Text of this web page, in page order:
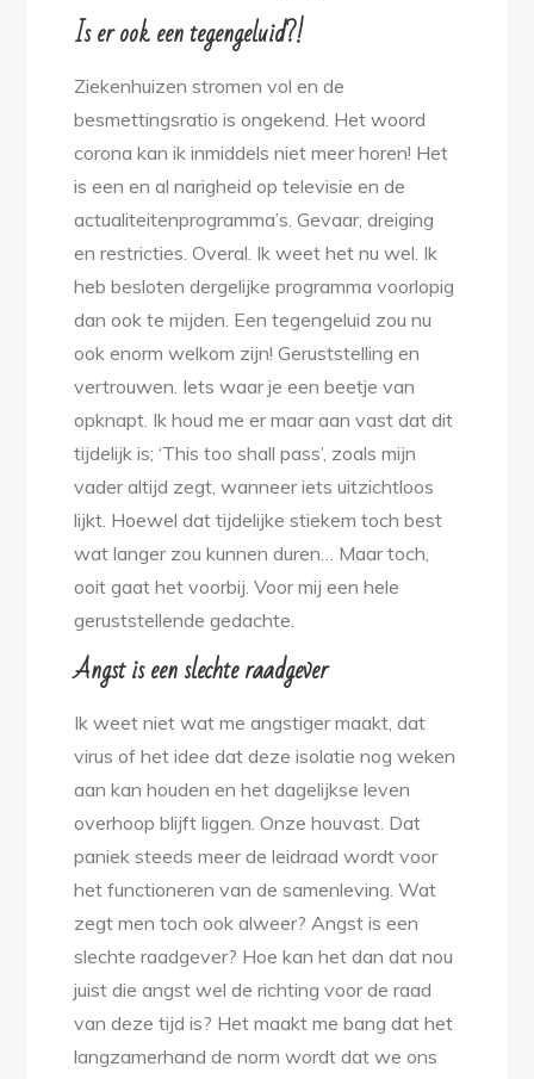
Is er ook een tegengeluid?!
Ziekenhuizen stromen vol en de
besmettingsratio is ongekend. Het woord
corona kan ik inmiddels niet meer horen! Het
is een en al narigheid op televisie en de
actualiteitenprogramma’s. Gevaar, dreiging
en restricties. Overal. Ik weet het nu wel. Ik
heb besloten dergelijke programma voorlopig
dan ook te mijden. Een tegengeluid zou nu
ook enorm welkom zijn! Geruststelling en
vertrouwen. Iets waar je een beetje van
opknapt. Ik houd me er maar aan vast dat dit
tijdelijk is; ‘This too shall pass’, zoals mijn
vader altijd zegt, wanneer iets uitzichtloos
lijkt. Hoewel dat tijdelijke stiekem toch best
wat langer zou kunnen duren… Maar toch,
ooit gaat het voorbij. Voor mij een hele
geruststellende gedachte.
Angst is een slechte raadgever
Ik weet niet wat me angstiger maakt, dat
virus of het idee dat deze isolatie nog weken
aan kan houden en het dagelijkse leven
overhoop blijft liggen. Onze houvast. Dat
paniek steeds meer de leidraad wordt voor
het functioneren van de samenleving. Wat
zegt men toch ook alweer? Angst is een
slechte raadgever? Hoe kan het dan dat nou
juist die angst wel de richting voor de raad
van deze tijd is? Het maakt me bang dat het
langzamerhand de norm wordt dat we ons